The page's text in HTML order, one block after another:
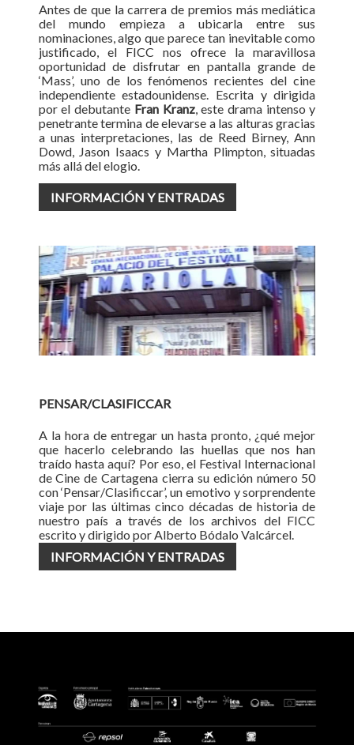
Antes de que la carrera de premios más mediática
del mundo empieza a ubicarla entre sus
nominaciones, algo que parece tan inevitable como
justificado, el FICC nos ofrece la maravillosa
oportunidad de disfrutar en pantalla grande de
‘Mass’, uno de los fenómenos recientes del cine
independiente estadounidense. Escrita y dirigida
por el debutante Fran Kranz, este drama intenso y
penetrante termina de elevarse a las alturas gracias
a unas interpretaciones, las de Reed Birney, Ann
Dowd, Jason Isaacs y Martha Plimpton, situadas
más allá del elogio.
INFORMACIÓN Y ENTRADAS
PENSAR/CLASIFICCAR
A la hora de entregar un hasta pronto, ¿qué mejor
que hacerlo celebrando las huellas que nos han
traído hasta aquí? Por eso, el Festival Internacional
de Cine de Cartagena cierra su edición número 50
con ‘Pensar/Clasificcar’, un emotivo y sorprendente
viaje por las últimas cinco décadas de historia de
nuestro país a través de los archivos del FICC
escrito y dirigido por Alberto Bódalo Valcárcel.
INFORMACIÓN Y ENTRADAS